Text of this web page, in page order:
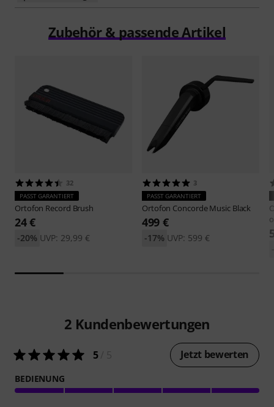
Zubehör & passende Artikel
32
PASST GARANTIERT
Ortofon Record Brush
24 €
UVP: 29,99 €
-20%
3
PASST GARANTIERT
Ortofon Concorde Music Black
499 €
UVP: 599 €
-17%
2 Kundenbewertungen
5/ 5 Jetzt bewerten
BEDIENUNG